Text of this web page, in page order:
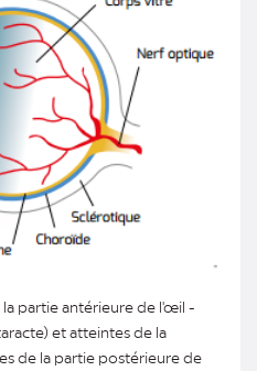
partie antérieure de l'œil -
et atteintes de la
de la partie postérieure de